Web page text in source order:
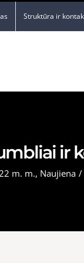
Struktūra ir
ir
m. m., Naujiena /